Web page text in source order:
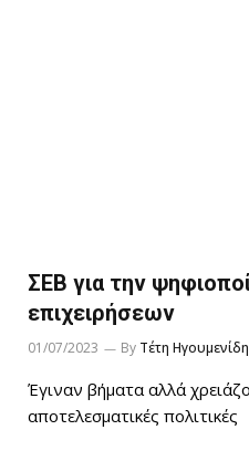
ΣΕΒ για την
επιχειρήσεων
01/07/2023 By Τέτη Ηγουμενίδη
Έγιναν βήματα αλλά
αποτελεσματικές πολιτικές